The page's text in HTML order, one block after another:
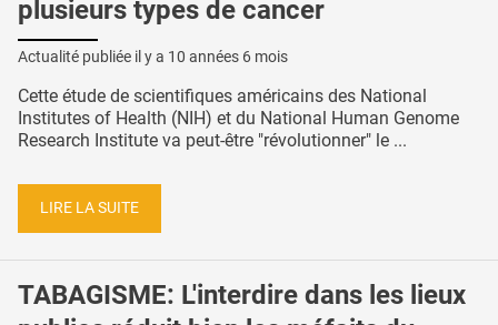
plusieurs types de cancer
Actualité publiée il y a 10 années 6 mois
Cette étude de scientifiques américains des National
Institutes of Health (NIH) et du National Human Genome
Research Institute va peut-être "révolutionner" le ...
LIRE LA SUITE
TABAGISME: L'interdire dans les lieux